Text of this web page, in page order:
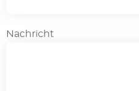
Nachricht